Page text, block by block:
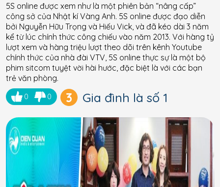
5S online được xem như là một phiên bản “nâng cấp”
công sở của Nhật kí Vàng Anh. 5S online được đạo diễn
bởi Nguyễn Hữu Trọng và Hiếu Vick, và đã kéo dài 3 năm
kể từ lúc chính thức công chiếu vào năm 2013. Với hàng tỷ
lượt xem và hàng triệu lượt theo dõi trên kênh Youtube
chính thức của nhà đài VTV, 5S online thực sự là một bộ
phim sitcom tuyệt vời hài hước, đặc biệt là với các bạn
trẻ văn phòng.
0 0 3 Gia đình là số 1